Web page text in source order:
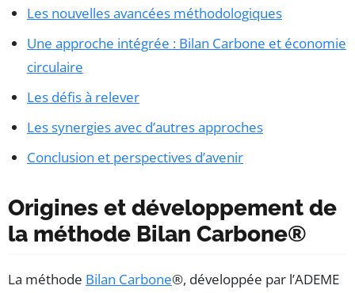
Les nouvelles avancées méthodologiques
Une approche intégrée : Bilan Carbone et économie
circulaire
Les défis à relever
Les synergies avec d’autres approches
Conclusion et perspectives d’avenir
Origines et développement de
la méthode Bilan Carbone®
La méthode Bilan Carbone®, développée par l’ADEME